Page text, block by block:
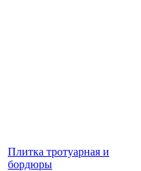
Плитка тротуарная и
бордюры